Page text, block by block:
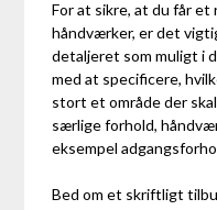
For at sikre, at du får
håndværker, er det
detaljeret som muligt i
med at specificere,
stort et område der
særlige forhold,
eksempel
Bed om et skriftligt